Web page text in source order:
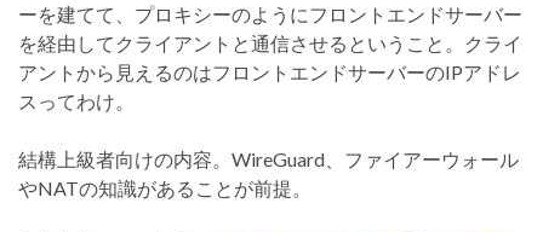
ーを建てて、プロキシーのようにフロントエンドサーバー
を経由してクライアントと通信させるということ。クライ
アントから見えるのはフロントエンドサーバーのIPアドレ
スってわけ。
結構上級者向けの内容。WireGuard、ファイアーウォール
やNATの知識があることが前提。